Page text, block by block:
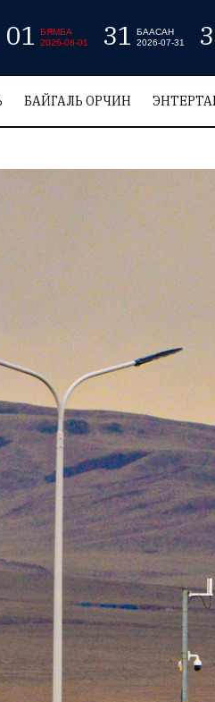
01
БЯМБА
2026-08-01
31
БААСАН
2026-07-31
БАЙГАЛЬ ОРЧИН